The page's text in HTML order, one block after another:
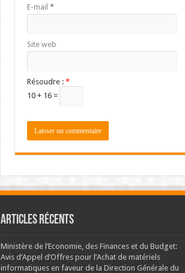
E-mail *
Site web
Résoudre : *
10 + 16 =
Articles récents
Ministère de l’Economie, des Finances et du Budget:
Avis d’Appel d’Offres pour l’Achat de matériels
informatiques en faveur de la Direction Générale du